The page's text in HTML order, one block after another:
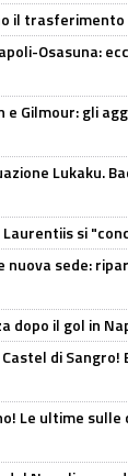
il trasferimento
Osasuna:
e Gilmour: gli
Lukaku.
si
nuova sede:
dopo il gol in
di
Le ultime sulle